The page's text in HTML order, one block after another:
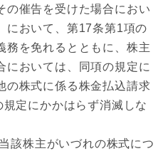
の催告を受けた場合におい
において、第17条第1項の
務を免れるとともに、株主
においては、同項の規定に
の株式に係る株金払込請求
定にかかはらず消滅しな
該株主がいづれの株式につ